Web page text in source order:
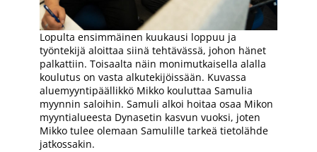
Lopulta ensimmäinen kuukausi loppuu ja
työntekijä aloittaa siinä tehtävässä, johon hänet
palkattiin. Toisaalta näin monimutkaisella alalla
koulutus on vasta alkutekijöissään. Kuvassa
aluemyyntipäällikkö Mikko kouluttaa Samulia
myynnin saloihin. Samuli alkoi hoitaa osaa Mikon
myyntialueesta Dynasetin kasvun vuoksi, joten
Mikko tulee olemaan Samulille tarkeä tietolähde
jatkossakin.